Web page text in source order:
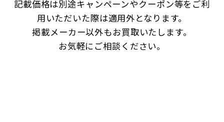
記載価格は別途キャンペーンやクーポン等をご利
用いただいた際は適用外となります。
掲載メーカー以外もお買取いたします。
お気軽にご相談ください。